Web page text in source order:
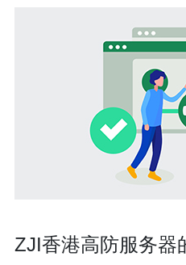
ZJI香港高防服务器